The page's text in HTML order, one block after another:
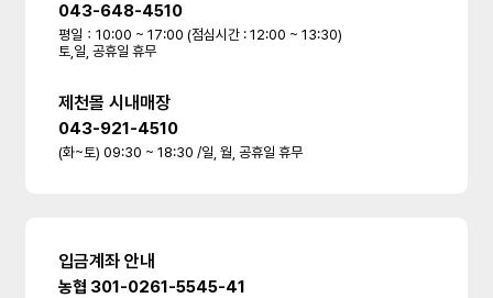
043-648-4510
평일：10:00 ~ 17:00 (점심시간 : 12:00 ~ 13:30)
토,일, 공휴일 휴무
제천몰 시내매장
043-921-4510
(화~토) 09:30 ~ 18:30 /일, 월, 공휴일 휴무
입금계좌 안내
농협 301-0261-5545-41